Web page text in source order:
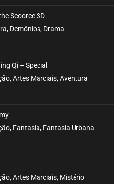
Scoorce 3D
Demônios, Drama
Qi – Special
Artes Marciais, Aventura
Fantasia, Fantasia Urbana
Artes Marciais, Mistério